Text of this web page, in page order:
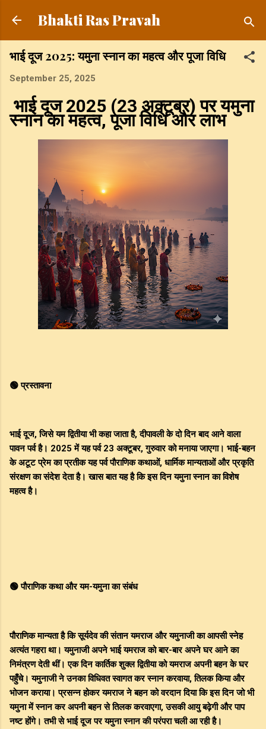
Skip to main content
Bhakti Ras Pravah
भाई दूज 2025: यमुना स्नान का महत्व और पूजा विधि
September 25, 2025
भाई दूज 2025 (23 अक्टूबर) पर यमुना
स्नान का महत्व, पूजा विधि और लाभ
🟢 प्रस्तावना
भाई दूज, जिसे यम द्वितीया भी कहा जाता है, दीपावली के दो दिन बाद आने वाला
पावन पर्व है। 2025 में यह पर्व 23 अक्टूबर, गुरुवार को मनाया जाएगा। भाई-बहन
के अटूट प्रेम का प्रतीक यह पर्व पौराणिक कथाओं, धार्मिक मान्यताओं और प्रकृति
संरक्षण का संदेश देता है। खास बात यह है कि इस दिन यमुना स्नान का विशेष
महत्व है।
🟢 पौराणिक कथा और यम-यमुना का संबंध
पौराणिक मान्यता है कि सूर्यदेव की संतान यमराज और यमुनाजी का आपसी स्नेह
अत्यंत गहरा था। यमुनाजी अपने भाई यमराज को बार-बार अपने घर आने का
निमंत्रण देती थीं। एक दिन कार्तिक शुक्ल द्वितीया को यमराज अपनी बहन के घर
पहुँचे। यमुनाजी ने उनका विधिवत स्वागत कर स्नान करवाया, तिलक किया और
भोजन कराया। प्रसन्न होकर यमराज ने बहन को वरदान दिया कि इस दिन जो भी
यमुना में स्नान कर अपनी बहन से तिलक करवाएगा, उसकी आयु बढ़ेगी और पाप
नष्ट होंगे। तभी से भाई दूज पर यमुना स्नान की परंपरा चली आ रही है।